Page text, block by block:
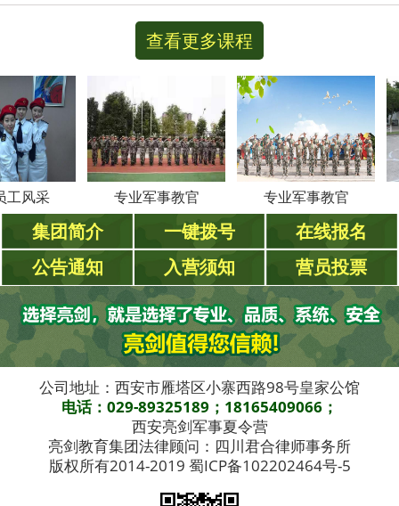
查看更多课程
专业军事教官 专业军事教官
集团简介 一键拨号
在线报名
公告通知
入营须知 营员投票
公司地址：西安市雁塔区小寨西路98号皇家公馆
电话：029-89325189；18165409066；
西安亮剑军事夏令营
亮剑教育集团法律顾问：四川君合律师事务所
版权所有2014-2019 蜀ICP备102202464号-5